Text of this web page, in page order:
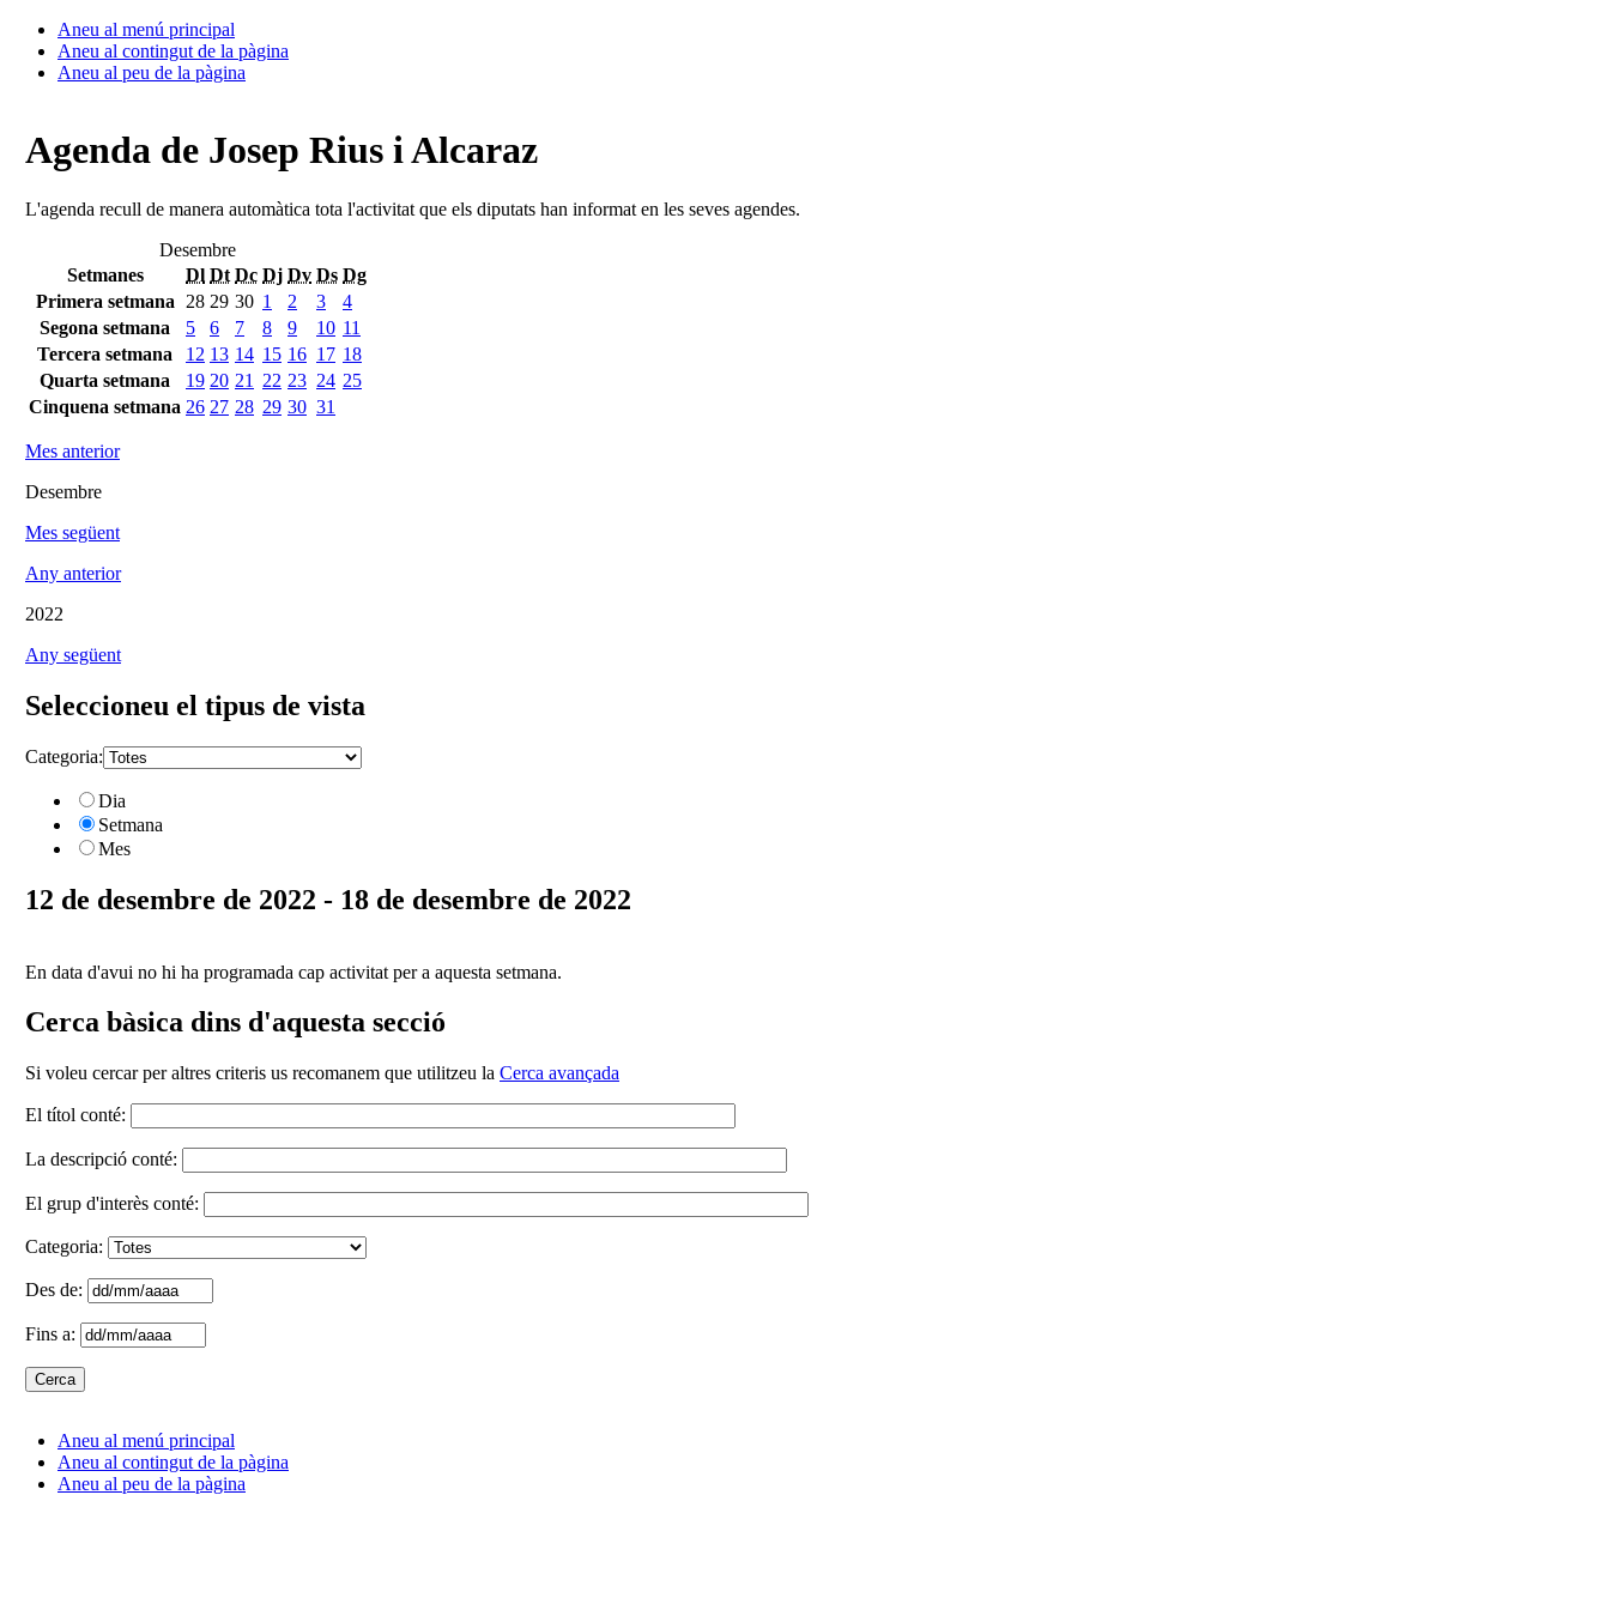
Aneu al menú principal
Aneu al contingut de la pàgina
Aneu al peu de la pàgina
Agenda de Josep Rius i Alcaraz
L'agenda recull de manera automàtica tota l'activitat que els diputats han informat en les seves agendes.
Desembre
Setmanes
Dl Dt Dc Dj Dv Ds Dg
Primera setmana
28 29 30 1 2 3
4
Segona setmana
5 6 7 8 9 10 11
Tercera setmana
12 13 14 15 16 17 18
Quarta setmana
19 20 21 22 23 24 25
Cinquena setmana 26 27 28 29 30 31
Mes anterior
Desembre
Mes següent
Any anterior
2022
Any següent
Seleccioneu el tipus de vista
Categoria:
Dia
Setmana
Mes
12 de desembre de 2022 - 18 de desembre de 2022
En data d'avui no hi ha programada cap activitat per a aquesta setmana.
Cerca bàsica dins d'aquesta secció
Si voleu cercar per altres criteris us recomanem que utilitzeu la Cerca avançada
El títol conté:
La descripció conté:
El grup d'interès conté:
Categoria:
Des de:
Fins a:
Aneu al menú principal
Aneu al contingut de la pàgina
Aneu al peu de la pàgina